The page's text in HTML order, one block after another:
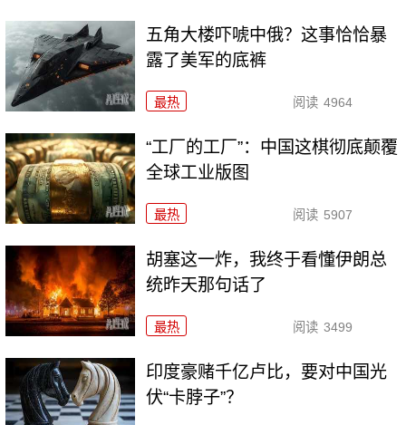
五角大楼吓唬中俄？这事恰恰暴
露了美军的底裤
最热 阅读 4964
“工厂的工厂”：中国这棋彻底颠覆
全球工业版图
最热 阅读 5907
胡塞这一炸，我终于看懂伊朗总
统昨天那句话了
最热 阅读 3499
印度豪赌千亿卢比，要对中国光
伏“卡脖子”？